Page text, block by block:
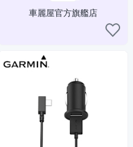
車麗屋官方旗艦店